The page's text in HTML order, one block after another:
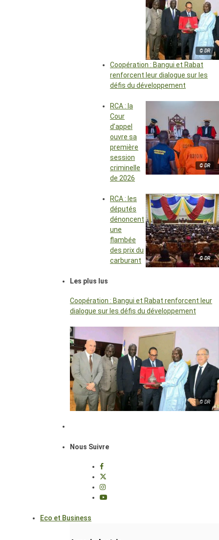
© DR
Coopération : Bangui et Rabat
renforcent leur dialogue sur les
défis du développement
© DR
RCA : la
Cour
d’appel
ouvre sa
première
session
criminelle
de 2026
© DR
RCA : les
députés
dénoncent
une
flambée
des prix du
carburant
Les plus lus
Coopération : Bangui et Rabat renforcent leur
dialogue sur les défis du développement
© DR
Nous Suivre
Eco et Business